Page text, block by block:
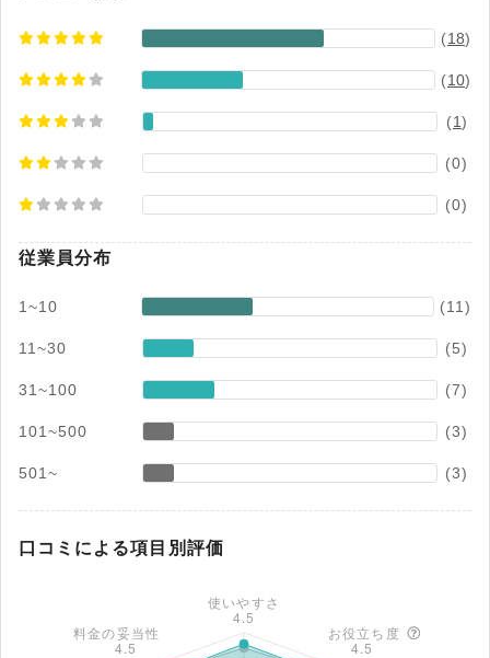
契約時の本人認証を徹底するなど、個人の連絡先
を扱うサービスとしての情報管理体制も整えてい
ます。使いやすさと到達率に加えて、安心して使
える基盤を重視した設計が特徴です。
(18)
(10)
(1)
(0)
(0)
従業員分布
1~10 (11)
11~30 (5)
31~100 (7)
101~500 (3)
501~ (3)
口コミによる項目別評価